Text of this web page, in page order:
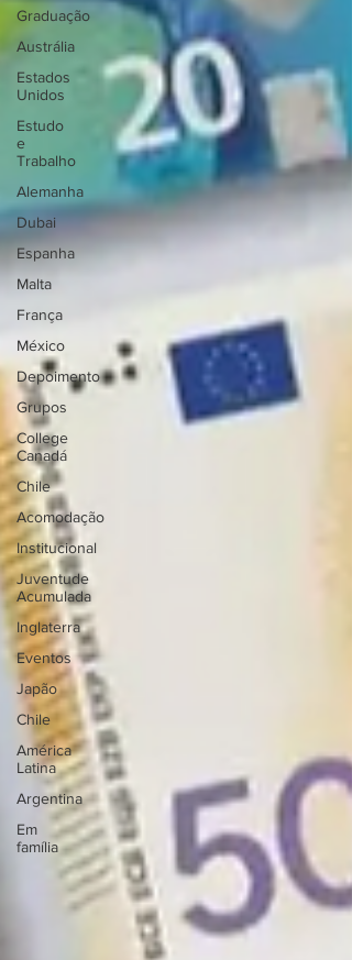
Graduação
Austrália
Estados
Unidos
Estudo
e
Trabalho
Alemanha
Dubai
Espanha
Malta
França
México
Depoimento
Grupos
College
Canadá
Chile
Acomodação
Institucional
Juventude
Acumulada
Inglaterra
Eventos
Japão
Chile
América
Latina
Argentina
Em
família